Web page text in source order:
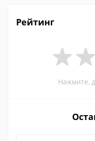
Рейтинг
Нажмите,